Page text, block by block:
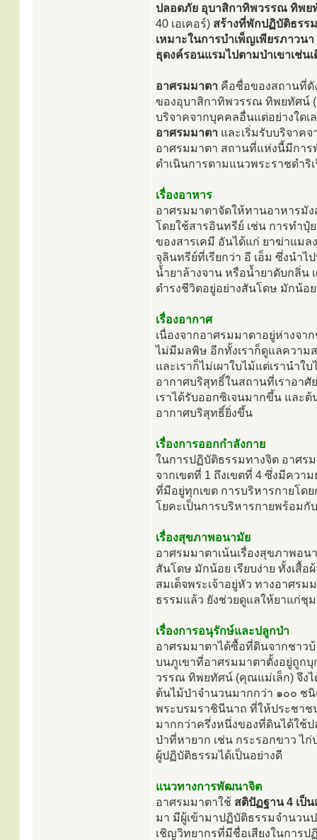
ปลอดภัย อุบาสิกาทิพวรรณ ทิพย
40 เอเคอร์) สร้างที่พักปฏิบัติธรร
เหมาะในการบำเพ็ญเพียรภาวน
ธุดงค์รอนแรมไปตามป่าเขาเช่น
อาศรมมาตา คือชื่อของสถานที่ดั
ของอุบาสิกาทิพวรรณ ทิพยทัศน์
บริจาคจากบุคคลอื่นแต่อย่างใดเ
อาศรมมาตา และเริ่มรับบริจาค
อาศรมมาตา สถานที่แห่งนี้มีการ
ดำเนินการตามแนวพระราชดำริ
เรื่องอาหาร
อาศรมมาตาจัดให้ทานอาหารมั
โดยใช้สารอินทรีย์ เช่น การทำปุ๋
ของสารเคมี อันได้แก่ ยาฆ่าแมล
จุลินทรีย์ที่เรียกว่า อี เอ็ม ซึ่งนำ
น้ำยาล้างจาน หรือน้ำยาดับกลิ่น
ดำรงชีวิตอยู่อย่างสันโดษ มักน้อ
เรื่องอากาศ
เนื่องจากอาศรมมาตาอยู่ห่างจ
ไม่มีมลพิษ อีกทั้งเราก็ดูแลความ
และเราก็ไม่เผาใบไม้แต่เรานำ
อากาศบริสุทธิ์ในสถานที่เราอา
เราได้รับออกซิเจนมากขึ้น และ
อากาศบริสุทธิ์ยิ่งขึ้น
เรื่องการออกกำลังกาย
ในการปฏิบัติธรรมทางจิต อาศร
จากเขตที่ 1 ถึงเขตที่ 4 ซึ่งมีควา
ที่มีอยู่ทุกเขต การบริหารกายโด
โยคะเป็นการบริหารกายพร้อม
เรื่องสุขภาพอนามัย
อาศรมมาตาเน้นเรื่องสุขภาพอ
สันโดษ มักน้อย เรียบง่าย ทั้งเสื้
สมเด็จพระเจ้าอยู่หัว ทางอาศร
ธรรมแล้ว ยังช่วยดูแลให้ยาแก่ชุ
เรื่องการอนุรักษ์และปลูกป่า
อาศรมมาตาได้ซื้อที่ดินจากชาว
บนภูเขาที่อาศรมมาตาตั้งอยู่ถูก
วรรณ ทิพยทัศน์ (คุณแม่เล็ก) จึง
ต้นไม้ป่าจำนวนมากกว่า ๑๐๐ ชนิ
พระบรมราชินีนาถ ที่ให้ประชา
มากกว่าครึ่งหนึ่งของที่ดินได้ใช้
ป่าที่หายาก เช่น กระรอกขาว ไ
ผู้ปฏิบัติธรรมได้เป็นอย่างดี
แนวทางการพัฒนาจิต
อาศรมมาตาใช้ สติปัฏฐาน 4 เป็
มา มีผู้เข้ามาปฏิบัติธรรมจำนวน
เชิญวิทยากรที่มีชื่อเสียงในการ